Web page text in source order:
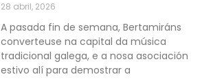
28 abril, 2026
A pasada fin de semana, Bertamiráns
converteuse na capital da música
tradicional galega, e a nosa asociación
estivo alí para demostrar a